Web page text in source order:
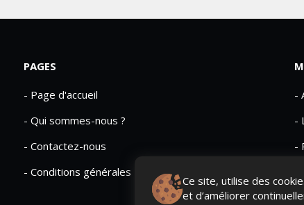
Ce site, utilise des
et d’améliorer
PAGES
- Page d'accueil
- Qui sommes-nous ?
- Contactez-nous
- Conditions générales
-
-
-